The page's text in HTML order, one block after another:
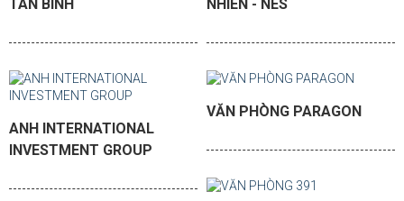
TÂN BÌNH
NHIÊN - NES
ANH INTERNATIONAL
INVESTMENT GROUP
VĂN PHÒNG PARAGON